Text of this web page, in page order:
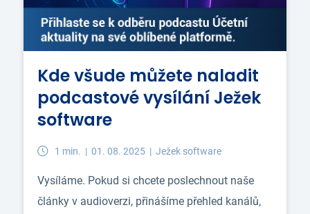
Kde všude můžete naladit
podcastové vysílání Ježek
software
1 min. | 01. 08. 2025 | Ježek software
Vysíláme. Pokud si chcete poslechnout naše
články v audioverzi, přinášíme přehled kanálů,